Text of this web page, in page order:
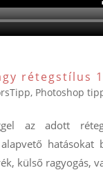
rétegstílus 1
, Photoshop
az adott
hatásokat
külső ragyogás,